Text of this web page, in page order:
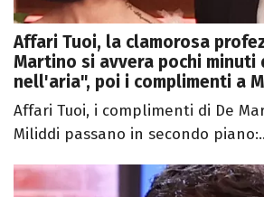
Affari Tuoi, la clamorosa
Martino si avvera pochi minuti
nell'aria", poi i complimenti a
Affari Tuoi, i complimenti di De
Miliddi passano in secondo